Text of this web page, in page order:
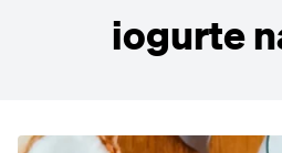
iogurte